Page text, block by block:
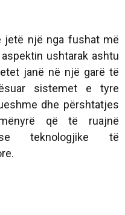
jetë një nga fushat më
ushtarak ashtu
janë në një garë të
sistemet e tyre
dhe përshtatjes
që të ruajnë
teknologjike të